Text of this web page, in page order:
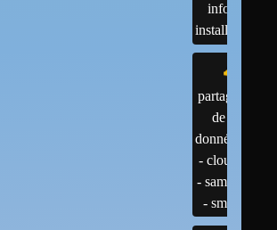
infos et
installations
partage
de
données
- cloud
- samba
- smb